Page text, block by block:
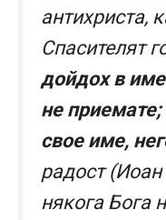
антихриста,
Спасителят
дойдох в
не
свое име,
радост
някога Бога